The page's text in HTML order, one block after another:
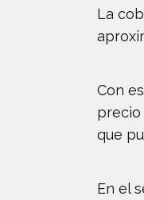
La
Con
precio
que
En el